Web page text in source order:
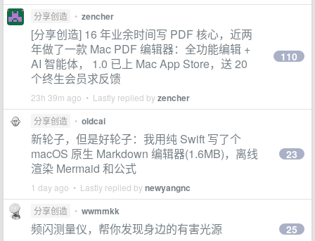
分享创造 • zencher
[分享创造] 16 年业余时间写 PDF 核心，近两
年做了一款 Mac PDF 编辑器：全功能编辑 +
AI 智能体， 1.0 已上 Mac App Store，送 20
个终生会员求反馈
23h 39m ago • Lastly replied byzencher
110
分享创造 • oldcai
新轮子，但是好轮子：我用纯 Swift 写了个
macOS 原生 Markdown 编辑器(1.6MB)，离线
渲染 Mermaid 和公式
1 day ago • Lastly replied bynewyangnc
23
分享创造 • wwmmkk
频闪测量仪，帮你发现身边的有害光源 25